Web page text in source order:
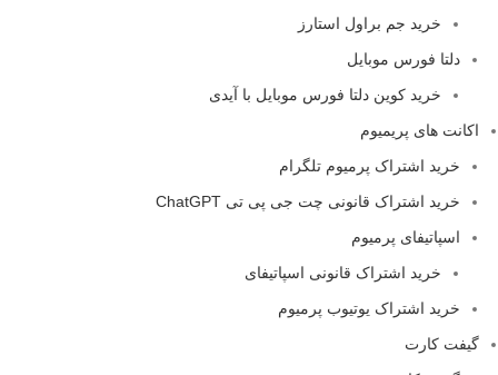
خرید جم براول استارز
دلتا فورس موبایل
خرید کوین دلتا فورس موبایل با آیدی
اکانت های پریمیوم
خرید اشتراک پرمیوم تلگرام
خرید اشتراک قانونی چت جی پی تی ChatGPT
اسپاتیفای پرمیوم
خرید اشتراک قانونی اسپاتیفای
خرید اشتراک یوتیوب پرمیوم
گیفت کارت